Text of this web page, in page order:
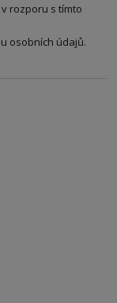
rozporu s tímto
osobních údajů.